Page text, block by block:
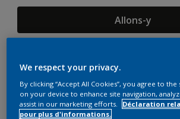
Allons-y
Suggestions
We respect your privacy.
By clicking “Accept All Cookies”, you agree to
on your device to enhance site navigation,
assist in our marketing efforts.
Déclaration
pour plus d'informations.